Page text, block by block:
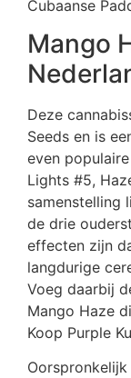
Cubaanse
Mango
Deze
Seeds en is
even
Lights #5,
samenstelling
de drie
effecten zijn
langdurige
Voeg daarbij
Mango Haze
Koop Purple